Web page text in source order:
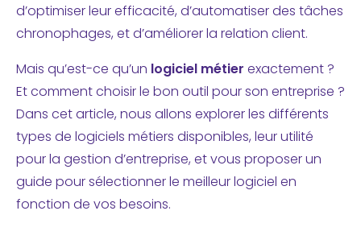
d’optimiser leur efficacité, d’automatiser des tâches
chronophages, et d’améliorer la relation client.
Mais qu’est-ce qu’un logiciel métier exactement ?
Et comment choisir le bon outil pour son entreprise ?
Dans cet article, nous allons explorer les différents
types de logiciels métiers disponibles, leur utilité
pour la gestion d’entreprise, et vous proposer un
guide pour sélectionner le meilleur logiciel en
fonction de vos besoins.